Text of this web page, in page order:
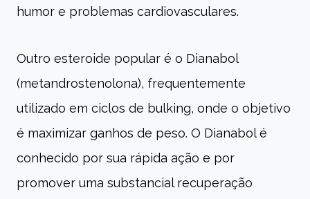
humor e problemas cardiovasculares.
Outro esteroide popular é o Dianabol
(metandrostenolona), frequentemente
utilizado em ciclos de bulking, onde o objetivo
é maximizar ganhos de peso. O Dianabol é
conhecido por sua rápida ação e por
promover uma substancial recuperação